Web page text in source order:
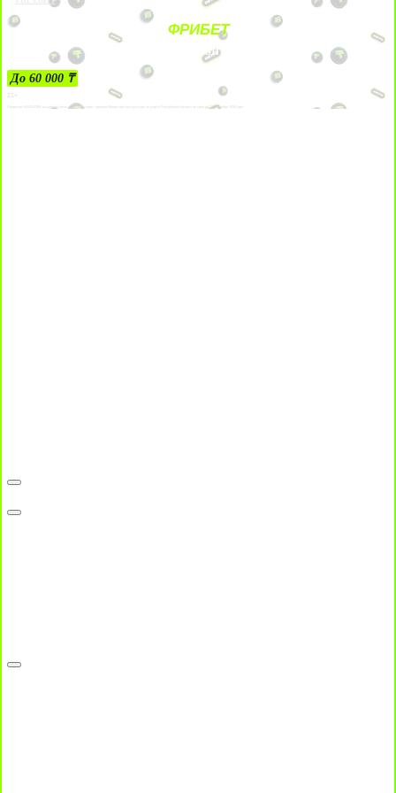
ФРИБЕТ
ЗА ДЕПОЗИТЫ
До 60 000 ₸
21+
Лицензии №24514359, выданной комитетом индустрии туризма Министерства культуры и спорта Республики Казахстан срок до 27 сентября 2034 года.